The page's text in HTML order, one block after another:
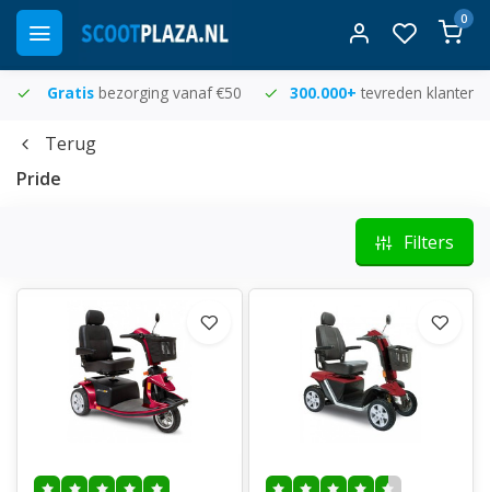
0
Gratis bezorging vanaf €50 300.000+ tevreden klanten
Terug
Pride
Filters